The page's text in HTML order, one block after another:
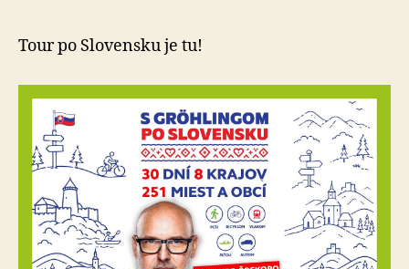
Slovensku
Tour po Slovensku je tu!